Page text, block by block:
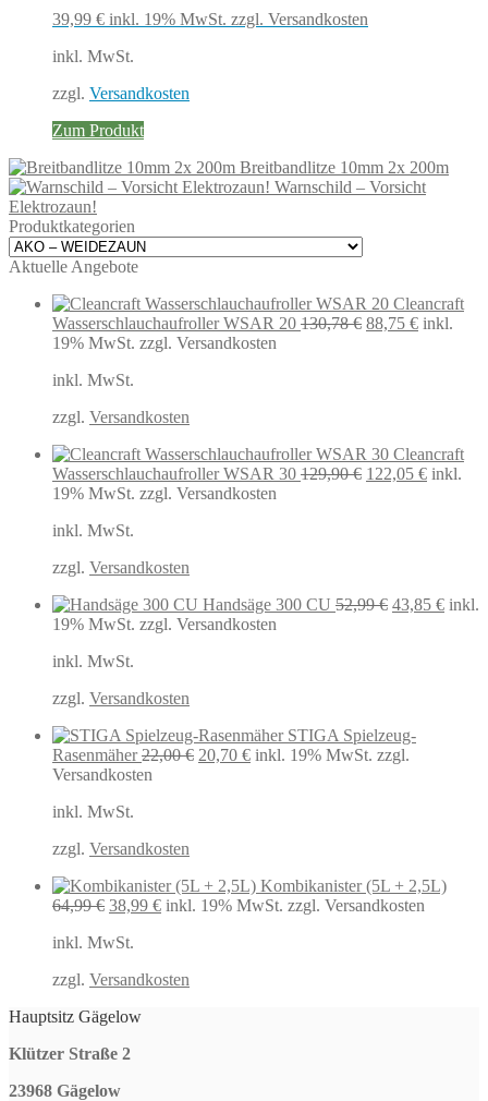
39,99 € inkl. 19% MwSt. zzgl. Versandkosten
inkl. MwSt.
zzgl. Versandkosten
Zum Produkt
Breitbandlitze 10mm 2x 200m
Warnschild – Vorsicht
Elektrozaun!
Produktkategorien
Aktuelle Angebote
Cleancraft
Wasserschlauchaufroller WSAR 20 130,78€ Ursprünglicher
88,75 €Aktueller
inkl.
19% MwSt. zzgl. Versandkosten
inkl. MwSt.
zzgl. Versandkosten
Cleancraft
Wasserschlauchaufroller WSAR 30 129,90€ Ursprünglicher
122,05 € inkl.
19% MwSt. zzgl. Versandkosten
inkl. MwSt.
zzgl. Versandkosten
Handsäge 300 CU 52,99€ 43,85 € inkl.
19% MwSt. zzgl. Versandkosten
inkl. MwSt.
zzgl. Versandkosten
STIGA Spielzeug-
Rasenmäher 22,00€ Ursprünglicher
20,70 €Aktueller
inkl. 19% MwSt. zzgl.
Versandkosten
inkl. MwSt.
zzgl. Versandkosten
Kombikanister (5L + 2,5L)
64,99€ Ursprünglicher
war:
38,99 €Aktueller
inkl. 19% MwSt. zzgl. Versandkosten
inkl. MwSt.
zzgl. Versandkosten
Hauptsitz Gägelow
Klützer Straße 2
23968 Gägelow